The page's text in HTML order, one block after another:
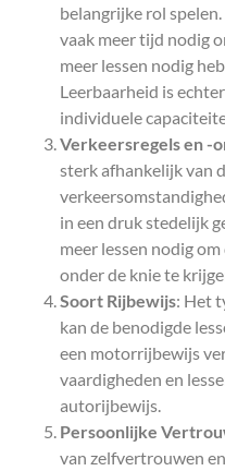
belangrijke rol
vaak meer tijd nodig
meer lessen nodig
Leerbaarheid is
individuele
Verkeersregels en -
sterk afhankelijk van
in een druk stedelijk
meer lessen nodig
onder de knie te
Soort Rijbewijs: Het
kan de benodigde
een motorrijbewijs
vaardigheden en
autorijbewijs.
Persoonlijke
van zelfvertrouwen